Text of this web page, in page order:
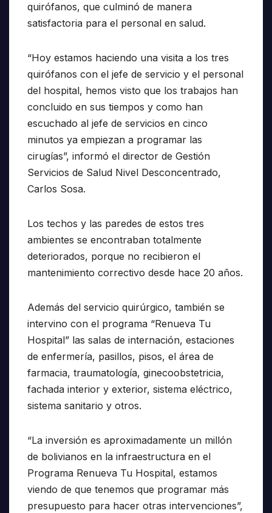
quirófanos, que culminó de manera
satisfactoria para el personal en salud.
“Hoy estamos haciendo una visita a los tres
quirófanos con el jefe de servicio y el personal
del hospital, hemos visto que los trabajos han
concluido en sus tiempos y como han
escuchado al jefe de servicios en cinco
minutos ya empiezan a programar las
cirugías”, informó el director de Gestión
Servicios de Salud Nivel Desconcentrado,
Carlos Sosa.
Los techos y las paredes de estos tres
ambientes se encontraban totalmente
deteriorados, porque no recibieron el
mantenimiento correctivo desde hace 20 años.
Además del servicio quirúrgico, también se
intervino con el programa “Renueva Tu
Hospital” las salas de internación, estaciones
de enfermería, pasillos, pisos, el área de
farmacia, traumatología, ginecoobstetricia,
fachada interior y exterior, sistema eléctrico,
sistema sanitario y otros.
“La inversión es aproximadamente un millón
de bolivianos en la infraestructura en el
Programa Renueva Tu Hospital, estamos
viendo de que tenemos que programar más
presupuesto para hacer otras intervenciones”,